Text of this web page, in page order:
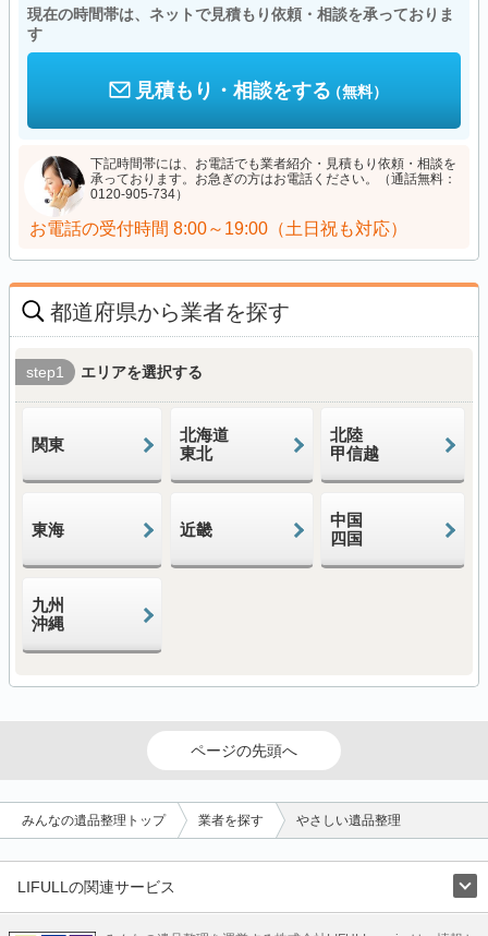
現在の時間帯は、ネットで見積もり依頼・相談を承っておりま
す
見積もり・相談をする（無料）
下記時間帯には、お電話でも業者紹介・見積もり依頼・相談を
承っております。お急ぎの方はお電話ください。（通話無料：
0120-905-734）
お電話の受付時間 8:00～19:00（土日祝も対応）
都道府県から業者を探す
step1 エリアを選択する
関東
北海道
東北
北陸
甲信越
東海 近畿
中国
四国
九州
沖縄
ページの先頭へ
みんなの遺品整理トップ 業者を探す やさしい遺品整理
LIFULLの関連サービス